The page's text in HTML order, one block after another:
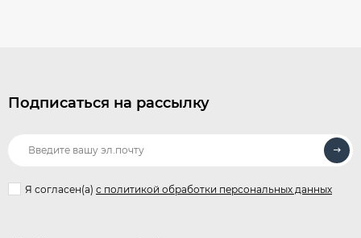
Подписаться на рассылку
Я согласен(a) с политикой обработки персональных данных